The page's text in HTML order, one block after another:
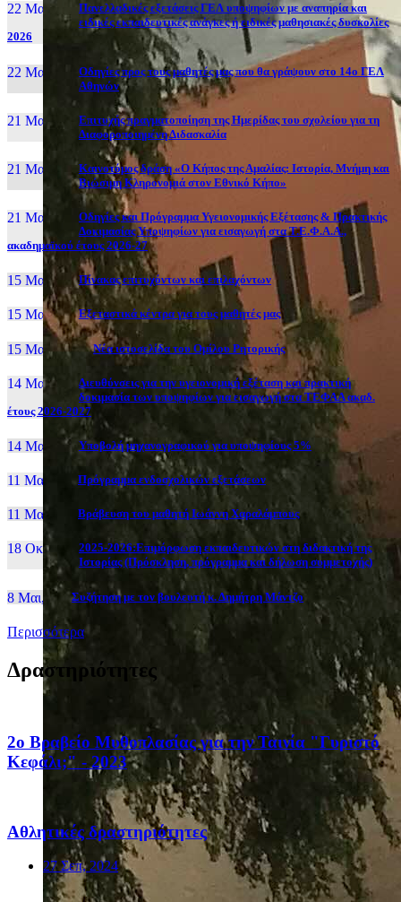
22 Μαι, 26
Πανελλαδικές εξετάσεις ΓΕΛ υποψηφίων με αναπηρία και
ειδικές εκπαιδευτικές ανάγκες ή ειδικές μαθησιακές δυσκολίες
2026
22 Μαι, 26
Οδηγίες προς τους μαθητές μας που θα γράψουν στο 14ο ΓΕΛ
Αθηνών
21 Μαι, 26
Επιτυχής πραγματοποίηση της Ημερίδας του σχολείου για τη
Διαφοροποιημένη Διδασκαλία
21 Μαι, 26
Καινοτόμος δράση «Ο Κήπος της Αμαλίας: Ιστορία, Μνήμη και
Βιώσιμη Κληρονομιά στον Εθνικό Κήπο»
21 Μαι, 26
Οδηγίες και Πρόγραμμα Υγειονομικής Εξέτασης & Πρακτικής
Δοκιμασίας Υποψηφίων για εισαγωγή στα Τ.Ε.Φ.Α.Α.,
ακαδημαϊκού έτους 2026-27
15 Μαι, 26 Πίνακας επιτυχόντων και επιλαχόντων
15 Μαι, 26 Εξεταστικά κέντρα για τους μαθητές μας
15 Μαι, 2026 Νέα ιστοσελίδα του Ομίλου Ρητορικής
14 Μαι, 26
Διευθύνσεις για την υγειονομική εξέταση και πρακτική
δοκιμασία των υποψηφίων για εισαγωγή στα ΤΕΦΑΑ ακαδ.
έτους 2026-2027
14 Μαι, 26 Yποβολή μηχανογραφικού για υποψηφίους 5%
11 Μαι, 26 Πρόγραμμα ενδοσχολικών εξετάσεων
11 Μαι, 26 Βράβευση του μαθητή Ιωάννη Χαραλάμπους
18 Οκτ, 25
2025-2026:Επιμόρφωση εκπαιδευτικών στη διδακτική της
Ιστορίας (Πρόσκληση, πρόγραμμα και δήλωση συμμετοχής)
8 Μαι, 26 Συζήτηση με τον βουλευτή κ. Δημήτρη Μάντζο
Περισσότερα
Δραστηριότητες
2ο Βραβείο Μυθοπλασίας για την Ταινία "Γυριστό
Κεφάλι;" - 2023
Αθλητικές δραστηριότητες
27 Σεπ, 2024